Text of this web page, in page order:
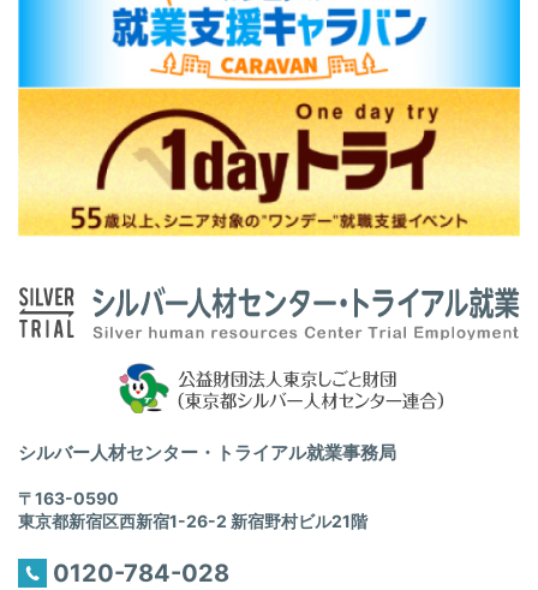
シルバー人材センター・トライアル就業事務局
〒163-0590
東京都新宿区西新宿1-26-2 新宿野村ビル21階
0120-784-028